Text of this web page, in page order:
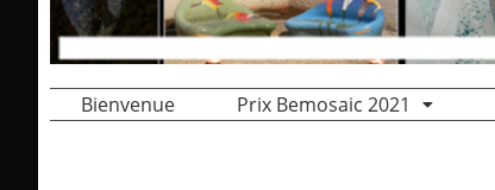
Bienvenue Prix Bemosaic 2021